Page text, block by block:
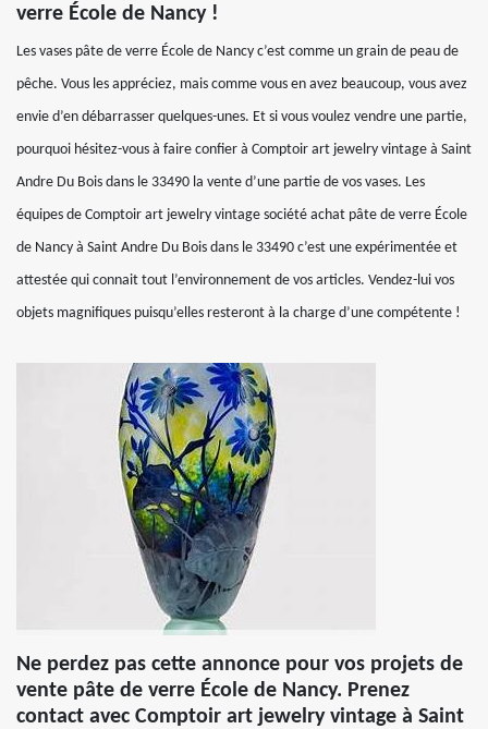
verre École de Nancy !
Les vases pâte de verre École de Nancy c’est comme un grain de peau de
pêche. Vous les appréciez, mais comme vous en avez beaucoup, vous avez
envie d’en débarrasser quelques-unes. Et si vous voulez vendre une partie,
pourquoi hésitez-vous à faire confier à Comptoir art jewelry vintage à Saint
Andre Du Bois dans le 33490 la vente d’une partie de vos vases. Les
équipes de Comptoir art jewelry vintage société achat pâte de verre École
de Nancy à Saint Andre Du Bois dans le 33490 c’est une expérimentée et
attestée qui connait tout l’environnement de vos articles. Vendez-lui vos
objets magnifiques puisqu’elles resteront à la charge d’une compétente !
Ne perdez pas cette annonce pour vos projets de
vente pâte de verre École de Nancy. Prenez
contact avec Comptoir art jewelry vintage à Saint